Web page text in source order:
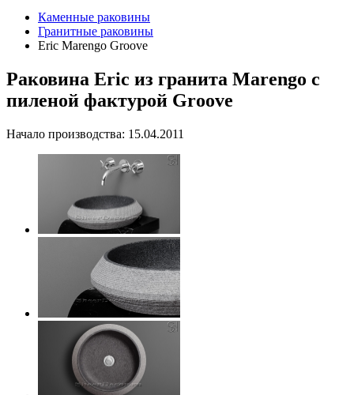
Каменные раковины
Гранитные раковины
Eric Marengo Groove
Раковина Eric из гранита Marengo с
пиленой фактурой Groove
Начало производства: 15.04.2011